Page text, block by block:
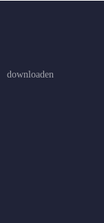
downloaden